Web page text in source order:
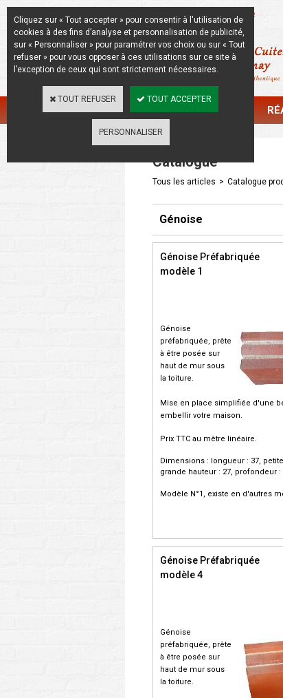
La Beauté de l'Authentique
CATALOGUE
Catalogue
Tous les articles > Catalogue
Génoise
Génoise Préfabriquée
modèle 1
Génoise
préfabriquée, prête
à être posée sur
haut de mur sous
la toiture.
Mise en place simplifiée d'une
embellir votre maison.
Prix TTC au mètre linéaire.
Dimensions : longueur : 37,
grande hauteur : 27, profondeur :
Modèle N°1, existe en d'autres
Génoise Préfabriquée
modèle 4
Génoise
préfabriquée, prête
à être posée sur
haut de mur sous
la toiture.
Cliquez sur « Tout accepter » pour consentir à l'utilisation de
cookies à des fins d’analyse et personnalisation de publicité,
sur « Personnaliser » pour paramétrer vos choix ou sur « Tout
refuser » pour vous opposer à ces utilisations sur ce site à
l’exception de ceux qui sont strictement nécessaires.
TOUT REFUSER TOUT ACCEPTER
PERSONNALISER